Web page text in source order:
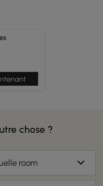
chose ?
room